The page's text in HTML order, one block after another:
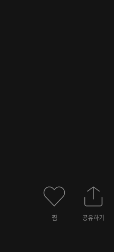
찜 공유하기